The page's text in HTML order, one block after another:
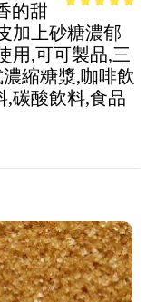
5
的甜
加上砂糖濃郁
用,可可製品,三
縮糖漿,咖啡飲
,碳酸飲料,食品